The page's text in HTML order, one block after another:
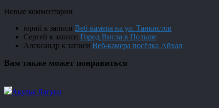
Новые комментарии
юрий к записи Веб-камера на ул. Танкистов
Сергей к записи Город Висла в Польше
Александр к записи Веб-камера посёлка Айхал
Вам также может понравиться
Акулья Лагуна